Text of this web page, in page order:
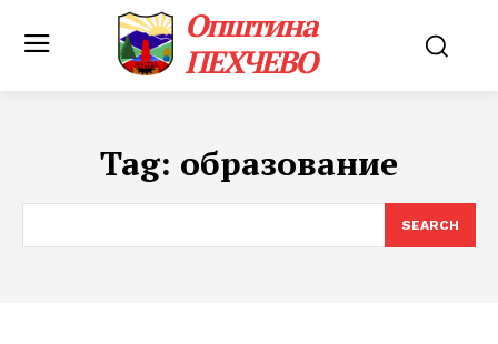
Општина
ПЕХЧЕВО
Tag: образование
SEARCH